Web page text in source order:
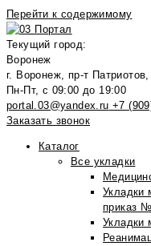
Перейти к содержимому
Текущий город:
Воронеж
г. Воронеж, пр-т
Пн-Пт, с 09:00 до 19:00
portal.03@yandex.ru +7
Заказать звонок
Каталог
Все укладки
Укладки
приказ
Укладки